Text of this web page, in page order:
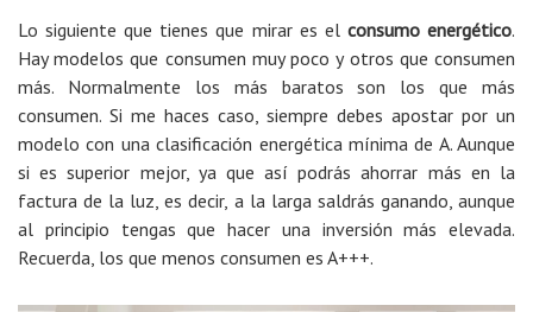
Lo siguiente que tienes que mirar es el consumo energético.
Hay modelos que consumen muy poco y otros que consumen
más. Normalmente los más baratos son los que más
consumen. Si me haces caso, siempre debes apostar por un
modelo con una clasificación energética mínima de A. Aunque
si es superior mejor, ya que así podrás ahorrar más en la
factura de la luz, es decir, a la larga saldrás ganando, aunque
al principio tengas que hacer una inversión más elevada.
Recuerda, los que menos consumen es A+++.